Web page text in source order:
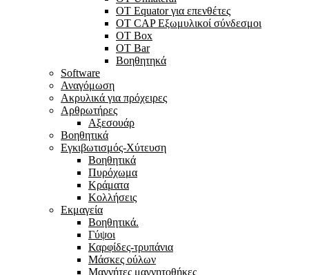
OT Equator για επενθέτες
OT CAP Εξωμυλικοί σύνδεσμοι
OT Box
OT Bar
Bοηθητηκά
Software
Αναγόμωση
Ακρυλικά για πρόχειρες
Αρθρωτήρες
Αξεσουάρ
Βοηθητικά
Εγκιβωτισμός-Xύτευση
Βοηθητικά
Πυρόχωμα
Κράματα
Κολλήσεις
Εκμαγεία
Βοηθητικά.
Γύψοι
Καρφίδες-τρυπάνια
Μάσκες ούλων
Μαγνήτες μαγνητοθήκες